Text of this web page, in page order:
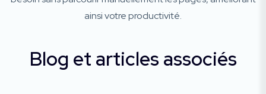
ainsi votre productivité.
Blog et articles associés